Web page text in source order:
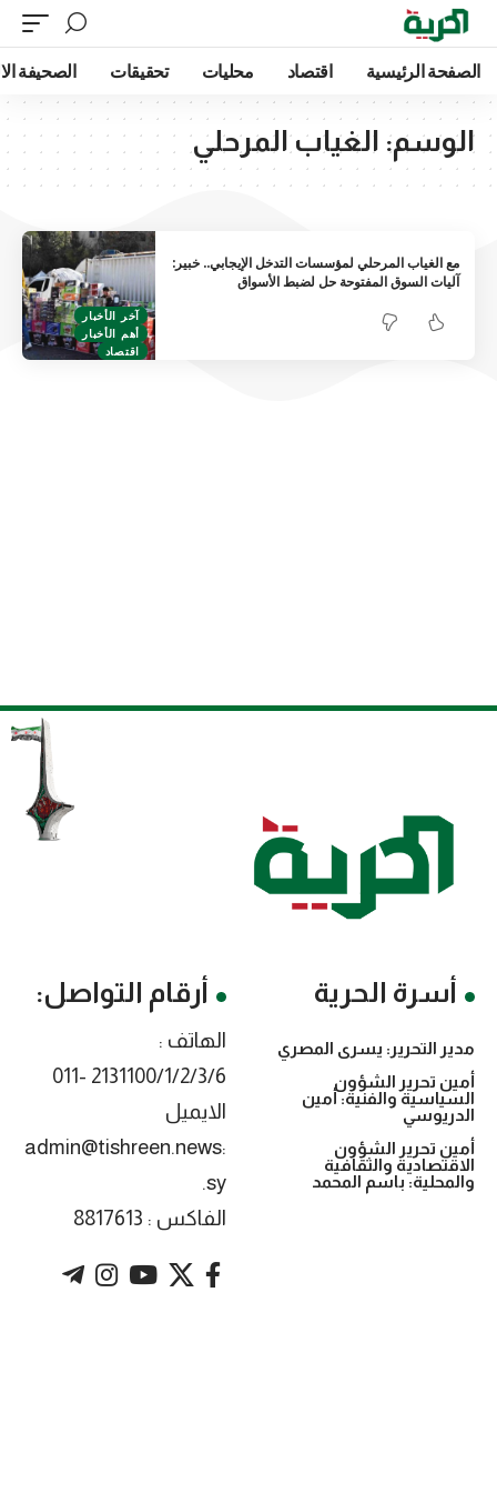
الصفحة الرئيسية اقتصاد محليات تحقيقات الصحيفة
الوسم: الغياب المرحلي
آخر الأخبار
أهم الأخبار
اقتصاد
مع الغياب المرحلي لمؤسسات التدخل الإيجابي.. خبير:
آليات السوق المفتوحة حل لضبط الأسواق
أسرة الحرية
مدير التحرير: يسرى المصري
أمين تحرير الشؤون
السياسية والفنية: أمين
الدريوسي
أمين تحرير الشؤون
الاقتصادية والثقافية
والمحلية: باسم المحمد
أرقام التواصل:
الهاتف :
2131100/1/2/3/6 -011
الايميل
:admin@tishreen.news
.sy
الفاكس : 8817613